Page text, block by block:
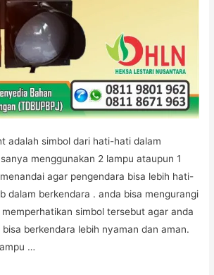
adalah simbol dari hati-hati dalam
menggunakan 2 lampu ataupun 1
agar pengendara bisa lebih hati-
dalam berkendara . anda bisa mengurangi
simbol tersebut agar anda
berkendara lebih nyaman dan aman.
…